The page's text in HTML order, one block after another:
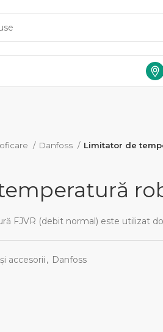
Danfoss Limitator de
FJVR (debit normal) este utilizat
accesorii , Danfoss